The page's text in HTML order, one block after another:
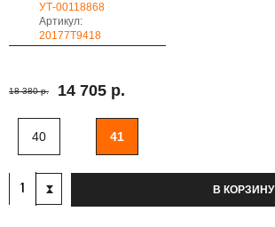
УТ-00118868
Артикул:
20177T9418
18 380 р. 14 705 р.
40 41
В КОРЗИНУ